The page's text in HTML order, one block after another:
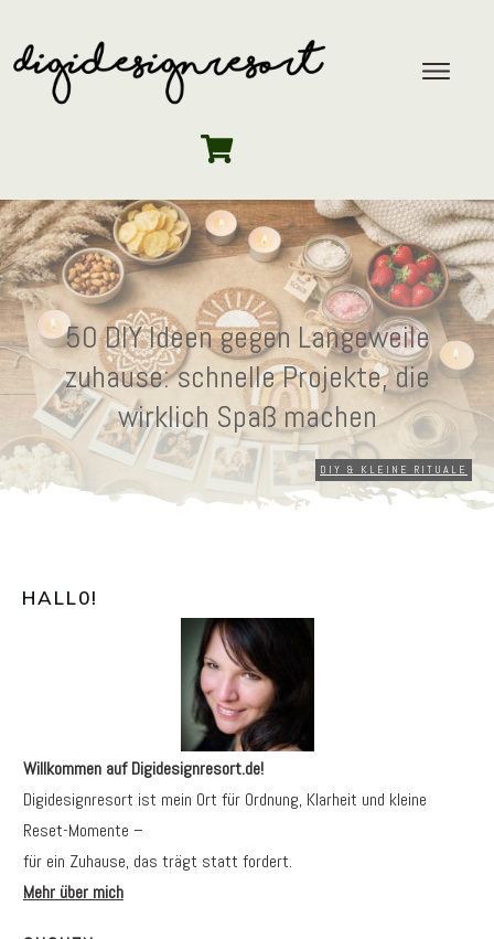
50 DIY Ideen gegen Langeweile
zuhause: schnelle Projekte, die
wirklich Spaß machen
DIY & KLEINE RITUALE
HALL0!
Willkommen auf Digidesignresort.de!
Digidesignresort ist mein Ort für Ordnung, Klarheit und kleine
Reset-Momente –
für ein Zuhause, das trägt statt fordert.
Mehr über mich